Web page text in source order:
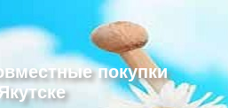
покупки